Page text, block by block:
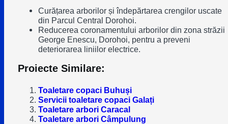
Curățarea arborilor și îndepărtarea crengilor uscate
din Parcul Central Dorohoi.
Reducerea coronamentului arborilor din zona străzii
George Enescu, Dorohoi, pentru a preveni
deteriorarea liniilor electrice.
Proiecte Similare:
Toaletare copaci Buhuși
Servicii toaletare copaci Galați
Toaletare arbori Caracal
Toaletare arbori Câmpulung